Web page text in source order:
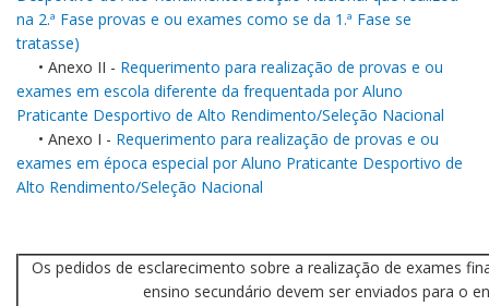
na 2.ª Fase provas e ou exames como se da 1.ª Fase se
tratasse)
• Anexo II - Requerimento para realização de provas e ou
exames em escola diferente da frequentada por Aluno
Praticante Desportivo de Alto Rendimento/Seleção Nacional
• Anexo I - Requerimento para realização de provas e ou
exames em época especial por Aluno Praticante Desportivo de
Alto Rendimento/Seleção Nacional
Os pedidos de esclarecimento sobre a realização de exames
ensino secundário devem ser enviados para o